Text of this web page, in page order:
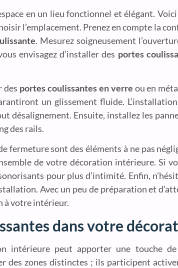
en un lieu fonctionnel et élégant.
l’emplacement. Prenez en compte la
. Mesurez soigneusement
envisagez d’installer des portes
des portes coulissantes en verre ou en
un glissement fluide.
Ensuite, installez les
des rails.
sont des éléments à ne pas
de votre décoration intérieure. Si
pour plus d’intimité. Enfin,
Avec un peu de préparation et
à votre intérieur.
dans votre
intérieure peut apporter une touche
des zones distinctes ; ils participent